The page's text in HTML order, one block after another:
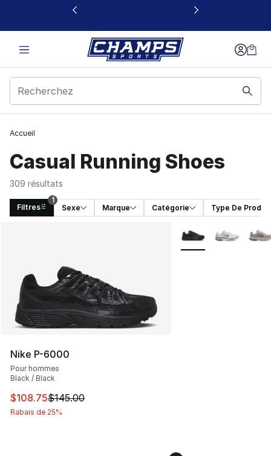
Ce lien s’ouvrira dans une nouvelle fenêtre
Accueil
Casual Running Shoes
309 résultats
Filtres
1
Sexe
Marque Catégorie Type De Produit
Nike P-6000
Pour hommes
Black / Black
Cet article est en solde. Le prix est passé de $145.00 à
$108.75$145.00
Rabais de 25%
Plus de couleurs